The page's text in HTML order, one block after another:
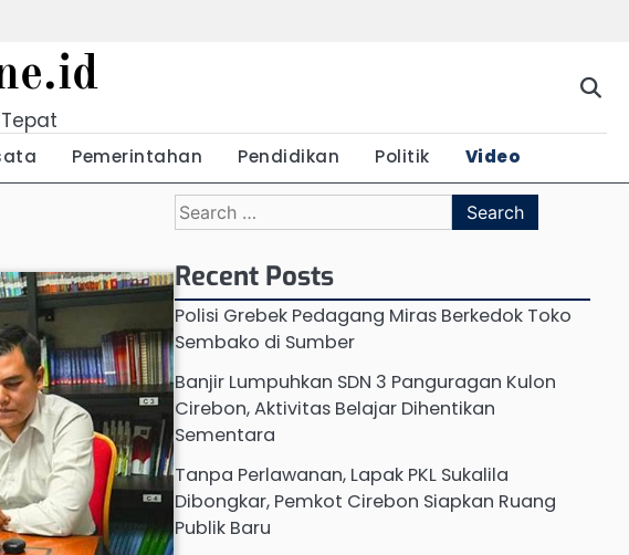
Pemerintahan Pendidikan Politik Video
Search
for:
Recent Posts
Polisi Grebek Pedagang Miras Berkedok Toko
Sembako di Sumber
Banjir Lumpuhkan SDN 3 Panguragan Kulon
Cirebon, Aktivitas Belajar Dihentikan
Sementara
Tanpa Perlawanan, Lapak PKL Sukalila
Dibongkar, Pemkot Cirebon Siapkan Ruang
Publik Baru